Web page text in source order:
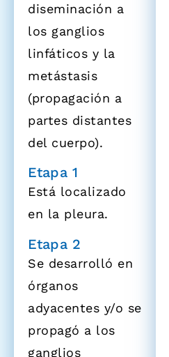
diseminación a
los ganglios
linfáticos y la
metástasis
(propagación a
partes distantes
del cuerpo).
Etapa 1
Está localizado
en la pleura.
Etapa 2
Se desarrolló en
órganos
adyacentes y/o se
propagó a los
ganglios